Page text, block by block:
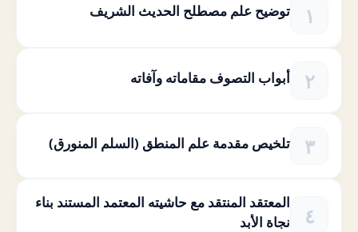
توضيح علم مصطلح الحديث الشريف
أبواب التصوف مقاماته وآفاته
تلخيص مقدمة علم المنطق (السلم المنورق)
المعتقد المنتقد مع حاشيته المعتمد المستند بناء
نجاة الأبد